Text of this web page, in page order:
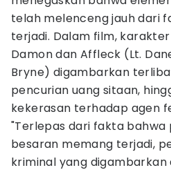
telah melenceng jauh dari
terjadi. Dalam film,
Damon dan Affleck (Lt.
Bryne) digambarkan
pencurian uang sitaan,
kekerasan terhadap agen
"Terlepas dari fakta
besaran memang terjadi,
kriminal yang